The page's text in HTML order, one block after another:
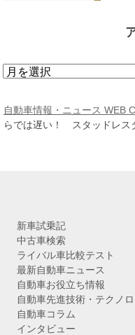
ア
カ
イ
自動車情報・ニュース WEB
らでは遅い！ スタッドレス
新車試乗記
中古車検索
ライバル車比較テスト
最新自動車ニュース
自動車お役立ち情報
自動車先進技術・テクノ
自動車コラム
インタビュー